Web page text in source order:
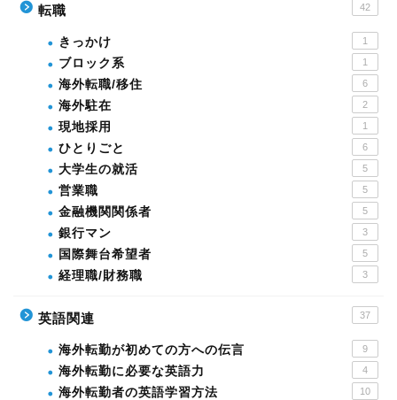
転職 42
きっかけ 1
ブロック系 1
海外転職/移住 6
海外駐在 2
現地採用 1
ひとりごと 6
大学生の就活 5
営業職 5
金融機関関係者 5
銀行マン 3
国際舞台希望者 5
経理職/財務職 3
英語関連 37
海外転勤が初めての方への伝言 9
海外転勤に必要な英語力 4
海外転勤者の英語学習方法 10